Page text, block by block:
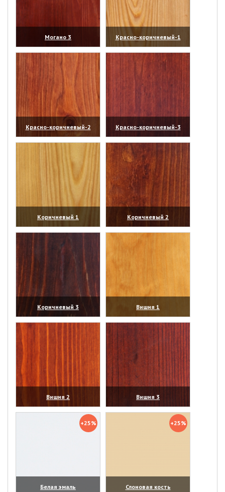
Могано 3
(увеличить)
Красно-коричневый-1
(увеличить)
Красно-коричневый-2
(увеличить)
Красно-коричневый-3
(увеличить)
Коричневый 1
(увеличить)
Коричневый 2
(увеличить)
Коричневый 3
(увеличить)
Вишня 1
(увеличить)
Вишня 2
(увеличить)
Вишня 3
(увеличить)
+25%
Белая эмаль
+25%
Слоновая кость